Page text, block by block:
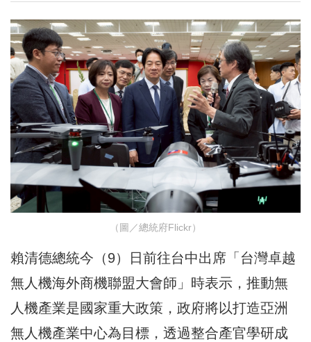
（圖／總統府Flickr）
賴清德總統今（9）日前往台中出席「台灣卓越
無人機海外商機聯盟大會師」時表示，推動無
人機產業是國家重大政策，政府將以打造亞洲
無人機產業中心為目標，透過整合產官學研成